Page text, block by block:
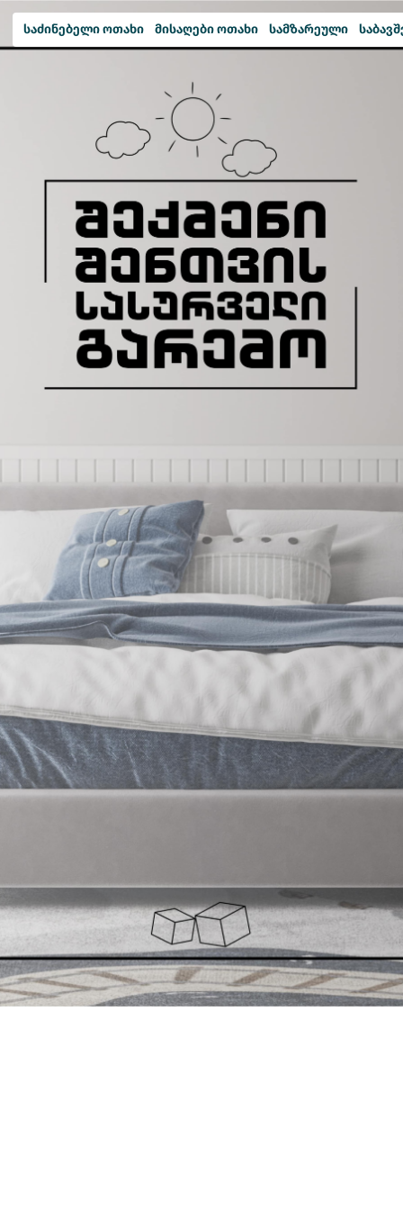
საძინებელი ოთახი მისაღები ოთახი სამზარეული